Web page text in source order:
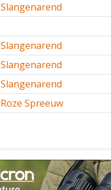
Slangenarend
Slangenarend
Slangenarend
Slangenarend
Roze Spreeuw